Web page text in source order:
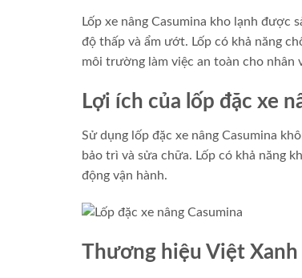
Lốp xe nâng Casumina kho lạnh
độ thấp và ẩm ướt. Lốp có khả năng
môi trường làm việc an toàn cho nhân
Lợi ích của lốp đặc xe
Sử dụng lốp đặc xe nâng Casumina
bảo trì và sửa chữa. Lốp có khả năng
động vận hành.
Thương hiệu Việt